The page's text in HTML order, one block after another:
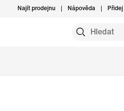
Najít prodejnu Nápověda